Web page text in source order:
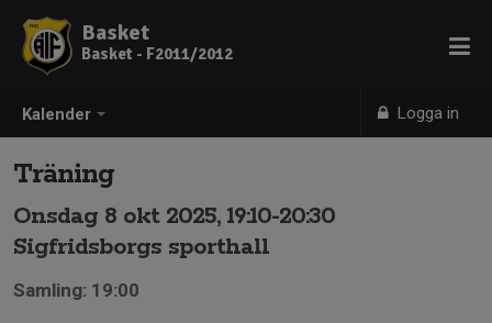
Kalender Logga in
Basket
Basket - F2011/2012
Träning
Onsdag 8 okt 2025, 19:10-20:30
Sigfridsborgs sporthall
Samling: 19:00